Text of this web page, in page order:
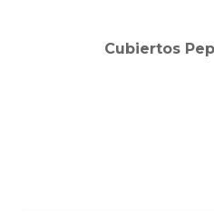
Cubiertos